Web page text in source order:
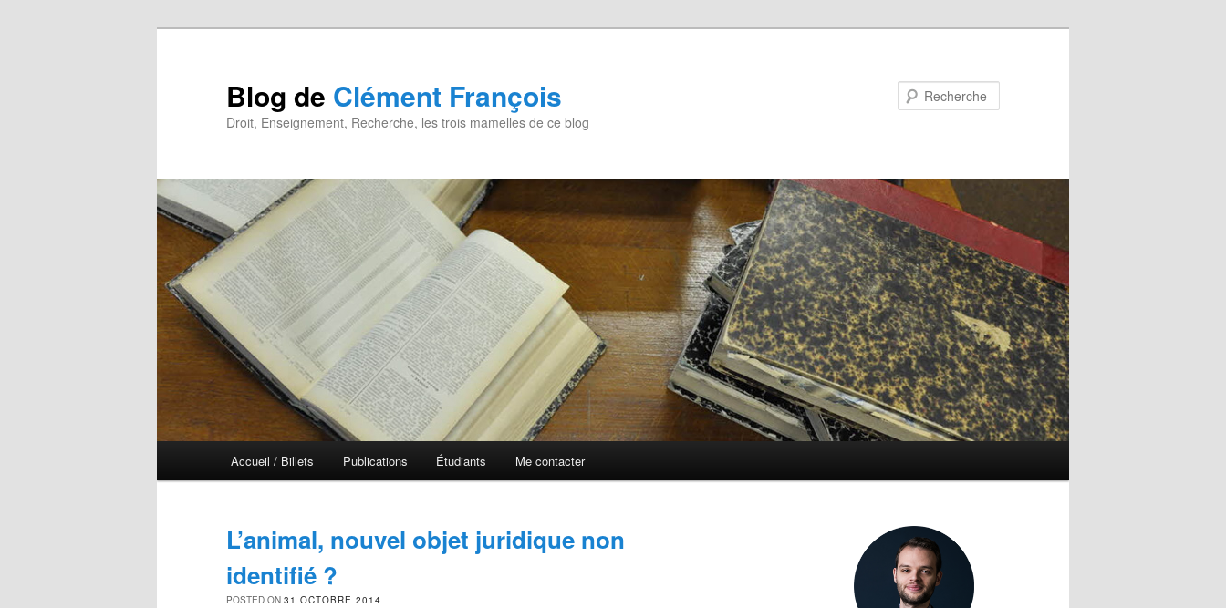
Blog de Clément François
Droit, Enseignement, Recherche, les trois mamelles de ce blog
Aller au contenu principal
Aller au contenu secondaire
Accueil / Billets Publications Étudiants Me contacter
L’animal, nouvel objet juridique non
identifié ?
POSTED ON 31 OCTOBRE 2014